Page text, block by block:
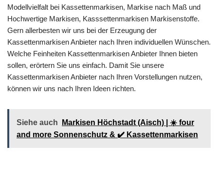
Modellvielfalt bei Kassettenmarkisen, Markise nach Maß und
Hochwertige Markisen, Kasssettenmarkisen Markisenstoffe.
Gern allerbesten wir uns bei der Erzeugung der
Kassettenmarkisen Anbieter nach Ihren individuellen Wünschen.
Welche Feinheiten Kassettenmarkisen Anbieter Ihnen bieten
sollen, erörtern Sie uns einfach. Damit Sie unsere
Kassettenmarkisen Anbieter nach Ihren Vorstellungen nutzen,
können wir uns nach Ihren Ideen richten.
Siehe auch
Markisen Höchstadt (Aisch) | ☀️ four
and more Sonnenschutz & ✔️ Kassettenmarkisen